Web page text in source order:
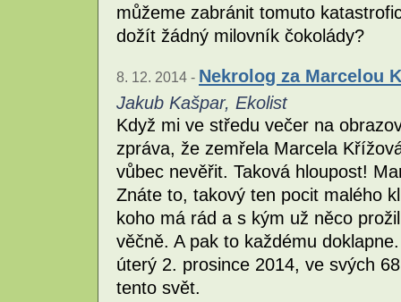
můžeme zabránit tomuto
dožít žádný milovník čokolády?
8. 12. 2014 - Nekrolog za Marcelou
Jakub Kašpar, Ekolist
Když mi ve středu večer na
zpráva, že zemřela Marcela
vůbec nevěřit. Taková hloupost!
Znáte to, takový ten pocit malého
koho má rád a s kým už něco
věčně. A pak to každému
úterý 2. prosince 2014, ve svých
tento svět.